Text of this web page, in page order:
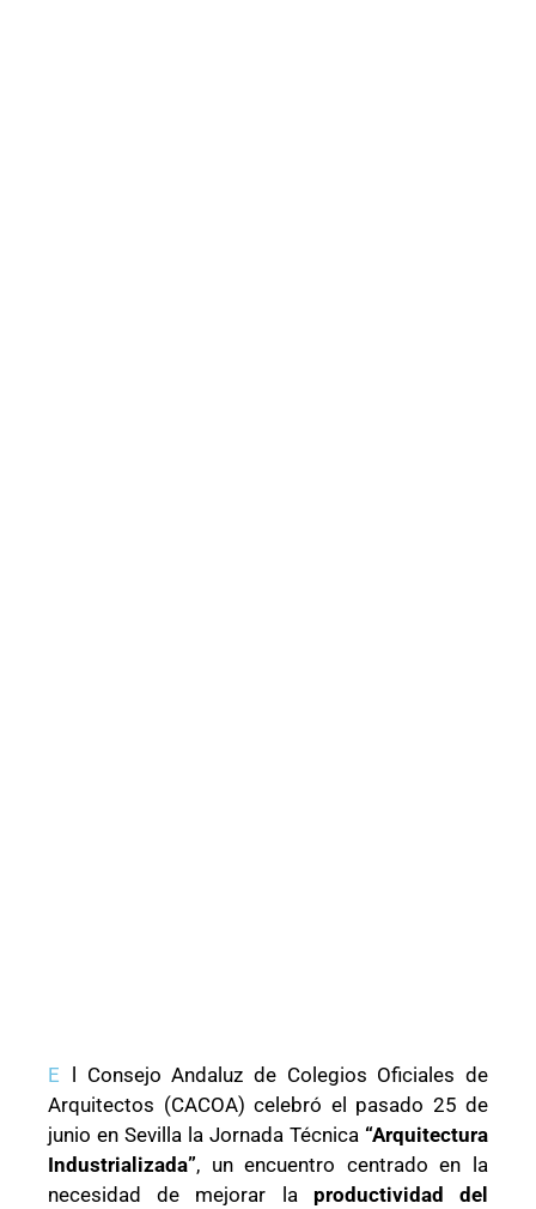
E
l Consejo Andaluz de Colegios Oficiales de
Arquitectos (CACOA) celebró el pasado 25 de
junio en Sevilla la Jornada Técnica “Arquitectura
Industrializada”, un encuentro centrado en la
necesidad de mejorar la productividad del